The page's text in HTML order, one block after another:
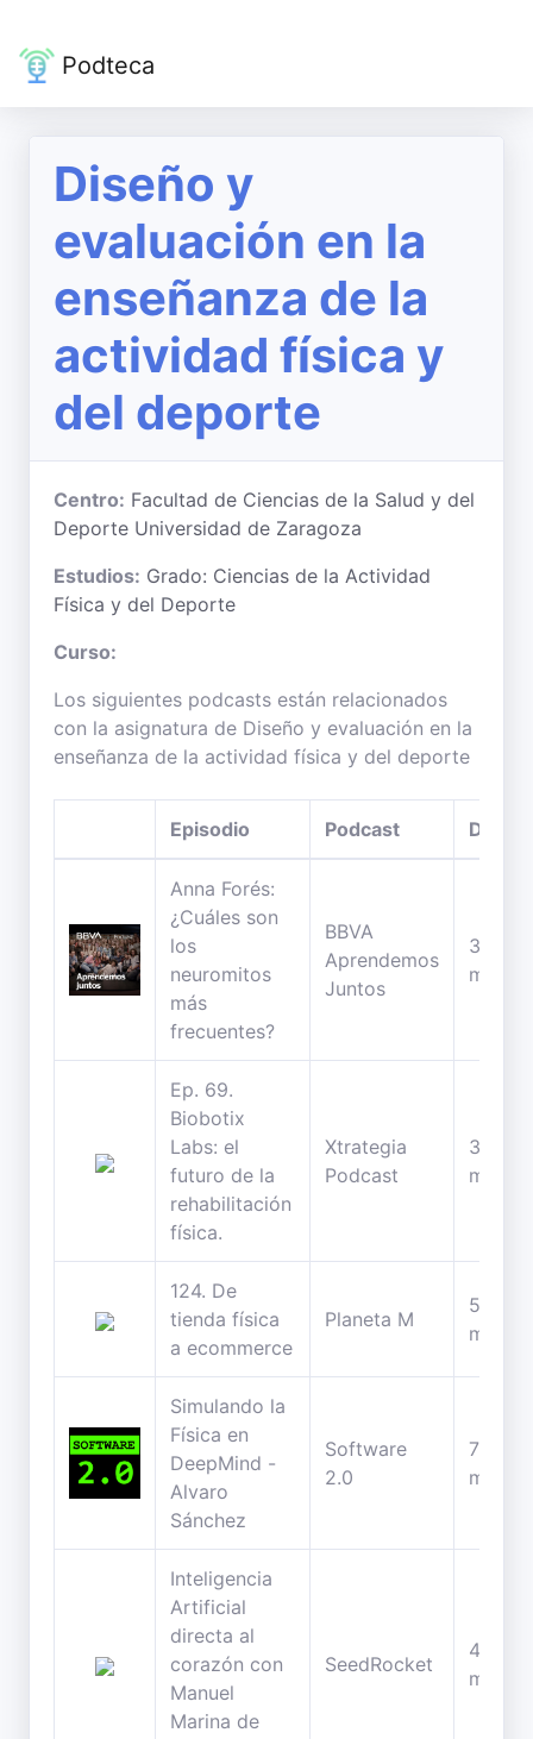
Podteca
Diseño y
evaluación en la
enseñanza de la
actividad física y
del deporte
Centro: Facultad de Ciencias de la Salud y del
Deporte Universidad de Zaragoza
Estudios: Grado: Ciencias de la Actividad
Física y del Deporte
Curso:
Los siguientes podcasts están relacionados
con la asignatura de Diseño y evaluación en la
enseñanza de la actividad física y del deporte
Episodio Podcast
Anna Forés:
¿Cuáles son
los
neuromitos
más
frecuentes?
BBVA
Aprendemos
Juntos
33
Ep. 69.
Biobotix
Labs: el
futuro de la
rehabilitación
física.
Xtrategia
Podcast
38
124. De
tienda física
a ecommerce
Planeta M
58
Simulando la
Física en
DeepMind -
Alvaro
Sánchez
Software
2.0
75
Inteligencia
Artificial
directa al
corazón con
Manuel
Marina de
SeedRocket
46